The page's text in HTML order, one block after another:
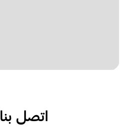
اتصل بنا